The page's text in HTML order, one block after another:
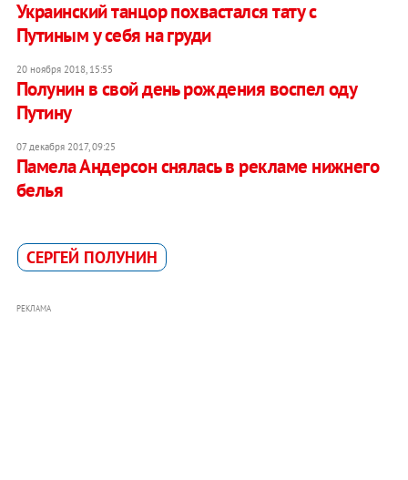
Украинский танцор похвастался тату с
Путиным у себя на груди
20 ноября 2018, 15:55
Полунин в свой день рождения воспел оду
Путину
07 декабря 2017, 09:25
Памела Андерсон снялась в рекламе нижнего
белья
СЕРГЕЙ ПОЛУНИН
РЕКЛАМА